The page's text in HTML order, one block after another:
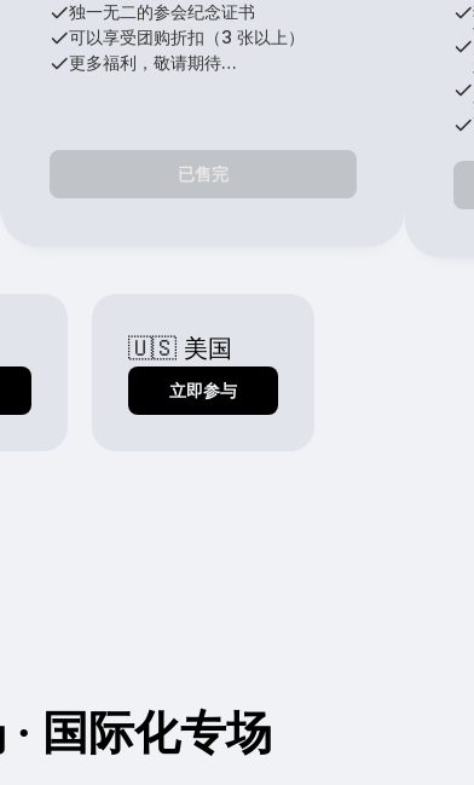
独一无二的参会纪念证书
可以享受团购折扣（3 张以上）
更多福利，敬请期待…
已售完
🇺🇸 美国
立即参与
国际化专场